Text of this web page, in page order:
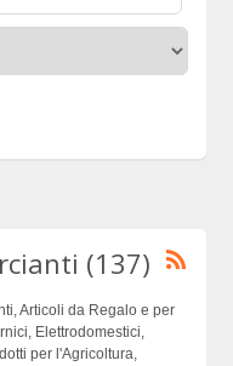
(137)
Articoli da Regalo e per
Elettrodomestici,
per l'Agricoltura,